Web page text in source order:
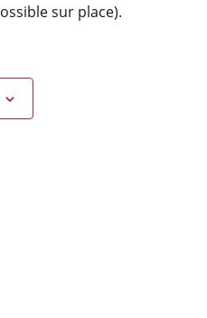
sur place).